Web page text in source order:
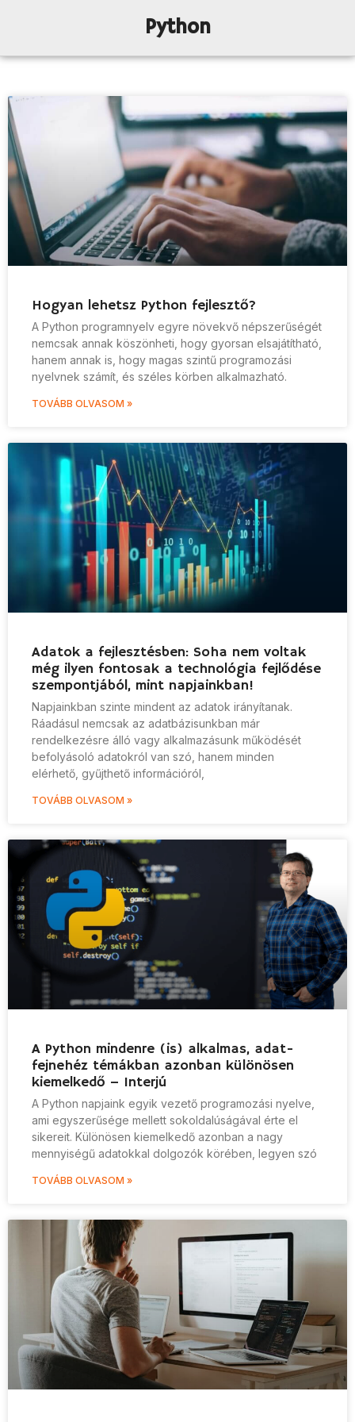
Python
Hogyan lehetsz Python fejlesztő?
A Python programnyelv egyre növekvő népszerűségét
nemcsak annak köszönheti, hogy gyorsan elsajátítható,
hanem annak is, hogy magas szintű programozási
nyelvnek számít, és széles körben alkalmazható.
TOVÁBB OLVASOM »
Adatok a fejlesztésben: Soha nem voltak
még ilyen fontosak a technológia fejlődése
szempontjából, mint napjainkban!
Napjainkban szinte mindent az adatok irányítanak.
Ráadásul nemcsak az adatbázisunkban már
rendelkezésre álló vagy alkalmazásunk működését
befolyásoló adatokról van szó, hanem minden
elérhető, gyűjthető információról,
TOVÁBB OLVASOM »
A Python mindenre (is) alkalmas, adat-
fejnehéz témákban azonban különösen
kiemelkedő – Interjú
A Python napjaink egyik vezető programozási nyelve,
ami egyszerűsége mellett sokoldalúságával érte el
sikereit. Különösen kiemelkedő azonban a nagy
mennyiségű adatokkal dolgozók körében, legyen szó
TOVÁBB OLVASOM »